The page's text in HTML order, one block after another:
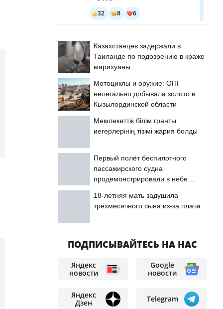
Казахстанцев задержали в
Таиланде по подозрению в краже
марихуаны
Мотоциклы и оружие: ОПГ
нелегально добывала золото в
Кызылординской области
Мемлекеттік білім гранты
иегерлерінің тізімі жария болды
Первый полёт беспилотного
пассажирского судна
продемонстрировали в небе
18-летняя мать задушила
трёхмесячного сына из-за плача
ПОДПИСЫВАЙТЕСЬ НА НАС
Яндекс
новости
Google
новости
Яндекс
Дзен
Telegram